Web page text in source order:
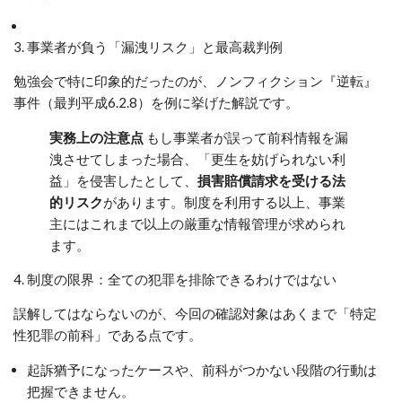
3. 事業者が負う「漏洩リスク」と最高裁判例
勉強会で特に印象的だったのが、ノンフィクション『逆転』
事件（最判平成6.2.8）を例に挙げた解説です。
実務上の注意点 もし事業者が誤って前科情報を漏
洩させてしまった場合、「更生を妨げられない利
益」を侵害したとして、 損害賠償請求を受ける法
的リスクがあります。制度を利用する以上、事業
主にはこれまで以上の厳重な情報管理が求められ
ます。
4. 制度の限界：全ての犯罪を排除できるわけではない
誤解してはならないのが、今回の確認対象はあくまで「特定
性犯罪の前科」である点です。
起訴猶予になったケースや、前科がつかない段階の行動は
把握できません。